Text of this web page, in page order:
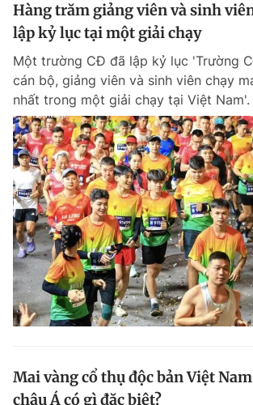
Hàng trăm giảng viên và sinh
lập kỷ lục tại một giải chạy
Một trường CĐ đã lập kỷ lục 'Trường
cán bộ, giảng viên và sinh viên chạy
nhất trong một giải chạy tại Việt Nam'.
Mai vàng cổ thụ độc bản Việt
châu Á có gì đặc biệt?